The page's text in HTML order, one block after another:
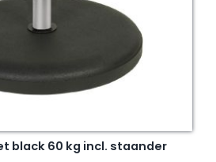
black 60 kg incl. staander